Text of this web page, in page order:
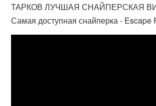
ТАРКОВ ЛУЧШАЯ СНАЙПЕРСКАЯ
Самая доступная снайперка - Escape